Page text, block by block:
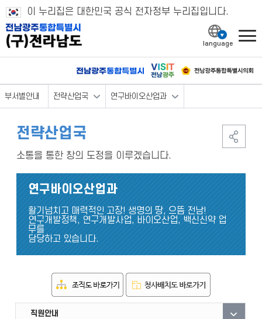
이 누리집은 대한민국 공식 전자정부 누리집입니다.
부서별안내 전략산업국 연구바이오산업과
전략산업국
소통을 통한 창의 도정을 이루겠습니다.
연구바이오산업과
활기넘치고 매력적인 고장! 생명의 땅, 으뜸 전남!
연구개발정책, 연구개발사업, 바이오산업, 백신신약 업
무를
담당하고 있습니다.
직원안내
부서안내
자료실